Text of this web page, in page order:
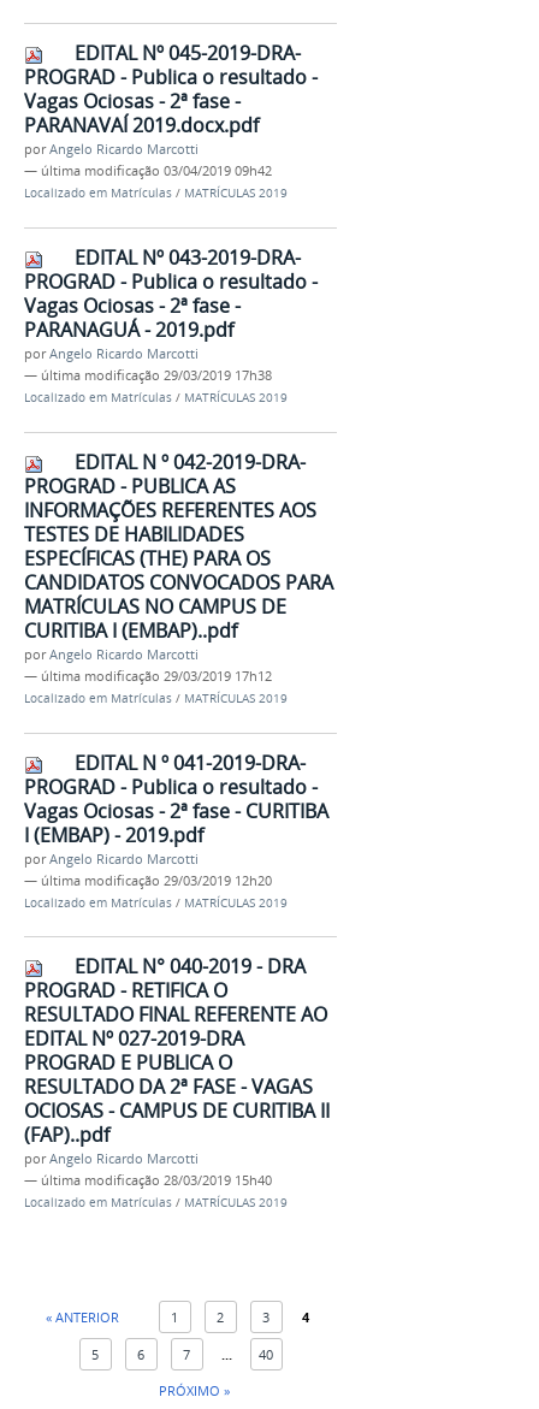
EDITAL Nº 045-2019-DRA-
PROGRAD - Publica o resultado -
Vagas Ociosas - 2ª fase -
PARANAVAÍ 2019.docx.pdf
porAngelo Ricardo Marcotti
— última modificação 03/04/2019 09h42
Localizado em Matrículas / MATRÍCULAS 2019
EDITAL Nº 043-2019-DRA-
PROGRAD - Publica o resultado -
Vagas Ociosas - 2ª fase -
PARANAGUÁ - 2019.pdf
porAngelo Ricardo Marcotti
— última modificação 29/03/2019 17h38
Localizado em Matrículas / MATRÍCULAS 2019
EDITAL N º 042-2019-DRA-
PROGRAD - PUBLICA AS
INFORMAÇÕES REFERENTES AOS
TESTES DE HABILIDADES
ESPECÍFICAS (THE) PARA OS
CANDIDATOS CONVOCADOS PARA
MATRÍCULAS NO CAMPUS DE
CURITIBA I (EMBAP)..pdf
porAngelo Ricardo Marcotti
— última modificação 29/03/2019 17h12
Localizado em Matrículas / MATRÍCULAS 2019
EDITAL N º 041-2019-DRA-
PROGRAD - Publica o resultado -
Vagas Ociosas - 2ª fase - CURITIBA
I (EMBAP) - 2019.pdf
porAngelo Ricardo Marcotti
— última modificação 29/03/2019 12h20
Localizado em Matrículas / MATRÍCULAS 2019
EDITAL N° 040-2019 - DRA
PROGRAD - RETIFICA O
RESULTADO FINAL REFERENTE AO
EDITAL Nº 027-2019-DRA
PROGRAD E PUBLICA O
RESULTADO DA 2ª FASE - VAGAS
OCIOSAS - CAMPUS DE CURITIBA II
(FAP)..pdf
porAngelo Ricardo Marcotti
— última modificação 28/03/2019 15h40
Localizado em Matrículas / MATRÍCULAS 2019
« ANTERIOR 1 2 3 4
5 6 7 ...
40
PRÓXIMO »